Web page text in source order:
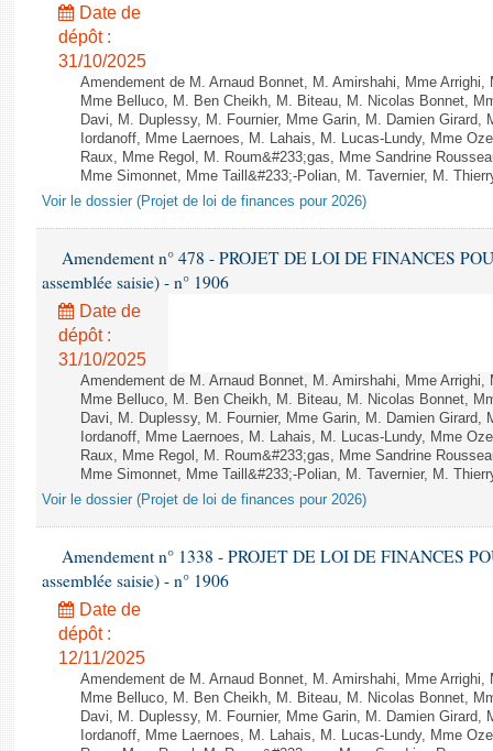
Date de
dépôt :
31/10/2025
Amendement de M. Arnaud Bonnet, M. Amirshahi, Mme
Mme Belluco, M. Ben Cheikh, M. Biteau, M. Nicolas Bonnet,
Davi, M. Duplessy, M. Fournier, Mme Garin, M. Damien Girard,
Iordanoff, Mme Laernoes, M. Lahais, M. Lucas-Lundy, Mme
Raux, Mme Regol, M. Roum&#233;gas, Mme Sandrine
Mme Simonnet, Mme Taill&#233;-Polian, M. Tavernier, M.
Voir le dossier (Projet de loi de finances pour 2026)
Amendement n° 478 - PROJET DE LOI DE FINANCES
assemblée saisie) - n° 1906
Date de
dépôt :
31/10/2025
Amendement de M. Arnaud Bonnet, M. Amirshahi, Mme
Mme Belluco, M. Ben Cheikh, M. Biteau, M. Nicolas Bonnet,
Davi, M. Duplessy, M. Fournier, Mme Garin, M. Damien Girard,
Iordanoff, Mme Laernoes, M. Lahais, M. Lucas-Lundy, Mme
Raux, Mme Regol, M. Roum&#233;gas, Mme Sandrine
Mme Simonnet, Mme Taill&#233;-Polian, M. Tavernier, M.
Voir le dossier (Projet de loi de finances pour 2026)
Amendement n° 1338 - PROJET DE LOI DE FINANCES
assemblée saisie) - n° 1906
Date de
dépôt :
12/11/2025
Amendement de M. Arnaud Bonnet, M. Amirshahi, Mme
Mme Belluco, M. Ben Cheikh, M. Biteau, M. Nicolas Bonnet,
Davi, M. Duplessy, M. Fournier, Mme Garin, M. Damien Girard,
Iordanoff, Mme Laernoes, M. Lahais, M. Lucas-Lundy, Mme